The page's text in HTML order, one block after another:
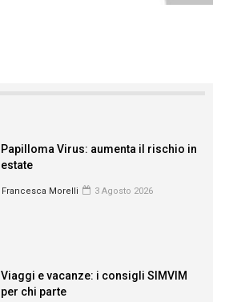
Papilloma Virus: aumenta il rischio in
estate
Francesca Morelli 3 Agosto 2026
Viaggi e vacanze: i consigli SIMVIM
per chi parte